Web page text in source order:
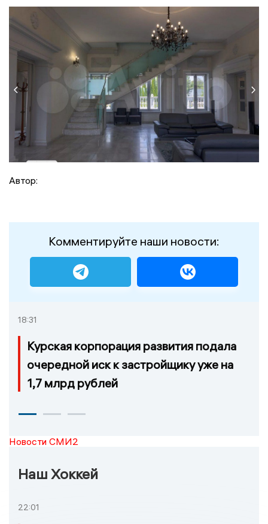
Автор:
Комментируйте наши новости:
18:31
Курская корпорация развития подала
очередной иск к застройщику уже на
1,7 млрд рублей
Новости СМИ2
Наш Хоккей
22:01